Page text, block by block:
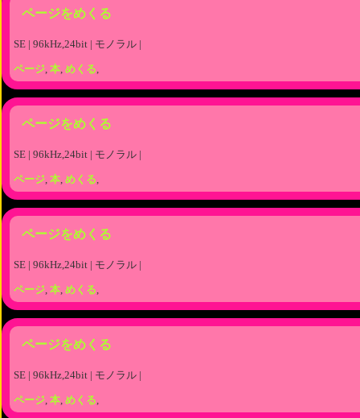
ページをめくる
SE | 96kHz,24bit | モノラル |
ページ, 本, めくる,
ページをめくる
SE | 96kHz,24bit | モノラル |
ページ, 本, めくる,
ページをめくる
SE | 96kHz,24bit | モノラル |
ページ, 本, めくる,
ページをめくる
SE | 96kHz,24bit | モノラル |
ページ, 本, めくる,